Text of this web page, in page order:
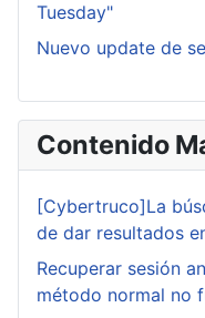
Tuesday"
Nuevo update de
Contenido
[Cybertruco]La
de dar resultados
Recuperar sesión
método normal no